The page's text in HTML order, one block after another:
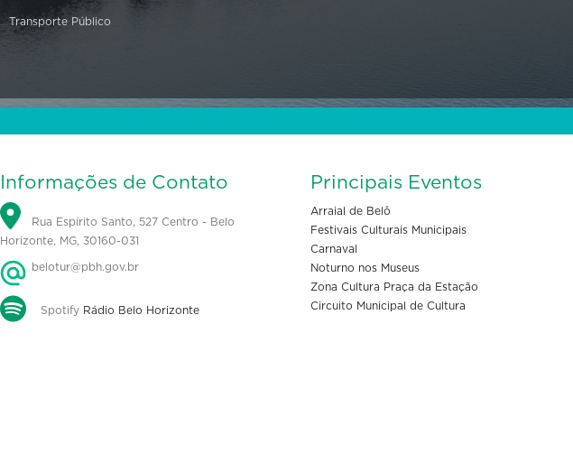
Transporte Público
Informações de Contato
Rua Espírito Santo, 527 Centro - Belo
Horizonte, MG, 30160-031
belotur@pbh.gov.br
Spotify Rádio Belo Horizonte
Principais Eventos
Arraial de Belô
Festivais Culturais Municipais
Carnaval
Noturno nos Museus
Zona Cultura Praça da Estação
Circuito Municipal de Cultura